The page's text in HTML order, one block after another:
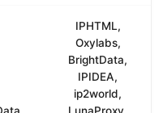
IPHTML,
Oxylabs,
BrightData,
IPIDEA,
ip2world,